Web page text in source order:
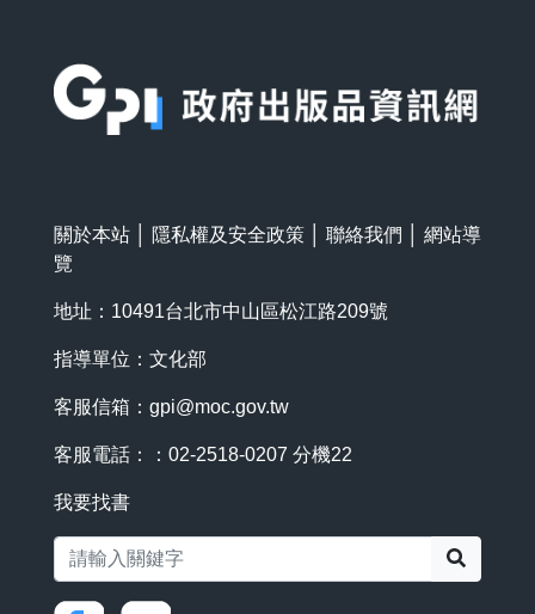
關於本站 隱私權及安全政策 聯絡我們
網站導
覽
地址：10491台北市中山區松江路209號
指導單位：文化部
客服信箱： gpi@moc.gov.tw
客服電話：：02-2518-0207 分機22
我要找書